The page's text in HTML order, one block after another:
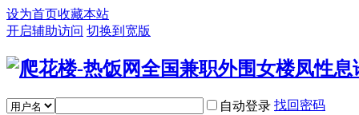
设为首页收藏本站
开启辅助访问 切换到宽版
自动登录 找回密码